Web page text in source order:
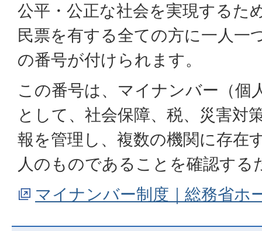
公平・公正な社会を実現するた
民票を有する全ての方に一人一
の番号が付けられます。
この番号は、マイナンバー（個
として、社会保障、税、災害対
報を管理し、複数の機関に存在
人のものであることを確認する
マイナンバー制度｜総務省ホ